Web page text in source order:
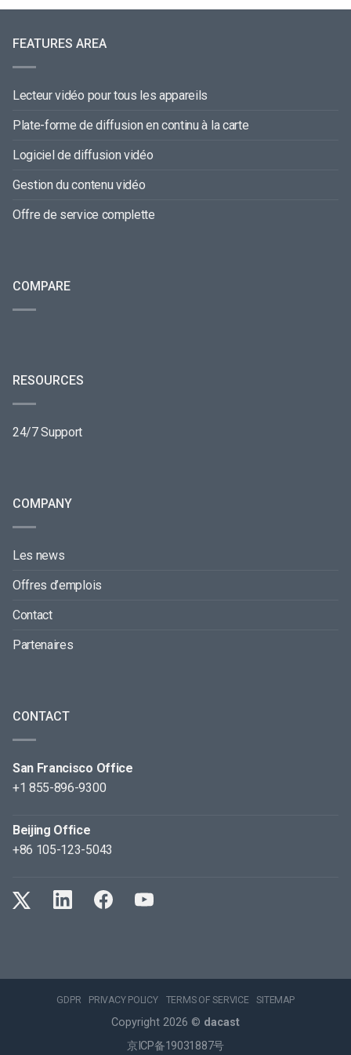
FEATURES AREA
Lecteur vidéo pour tous les appareils
Plate-forme de diffusion en continu à la carte
Logiciel de diffusion vidéo
Gestion du contenu vidéo
Offre de service complette
COMPARE
RESOURCES
24/7 Support
COMPANY
Les news
Offres d’emplois
Contact
Partenaires
CONTACT
San Francisco Office
+1 855-896-9300
Beijing Office
+86 105-123-5043
GDPR PRIVACY POLICY TERMS OF SERVICE SITEMAP
Copyright 2026 © dacast
京ICP备19031887号